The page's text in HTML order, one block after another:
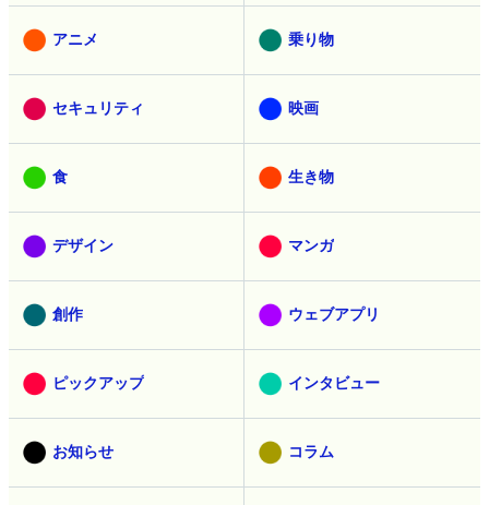
アニメ 乗り物
セキュリティ 映画
食 生き物
デザイン マンガ
創作 ウェブアプリ
ピックアップ インタビュー
お知らせ コラム